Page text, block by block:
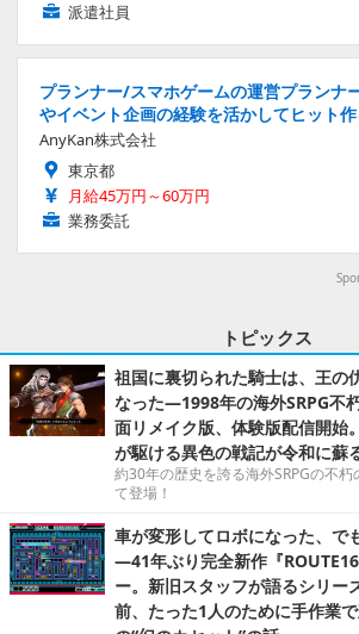
派遣社員
プランナー/スマホゲームの運営プランナ
やイベント企画の経験を活かしてヒット
AnyKan株式会社
東京都
月給45万円～60万円
業務委託
トピックス
祖国に裏切られた騎士は、王の
なった―1998年の海外SRPG不
面リメイク版、体験版配信開始
が駆ける異色の戦記が令和に蘇
約30年の歴史を誇る海外SRPGの不
て登場！
車が変形してロボになった、で
―41年ぶり完全新作『
ー。新旧スタッフが語るシリー
前、たった1人のために手作業